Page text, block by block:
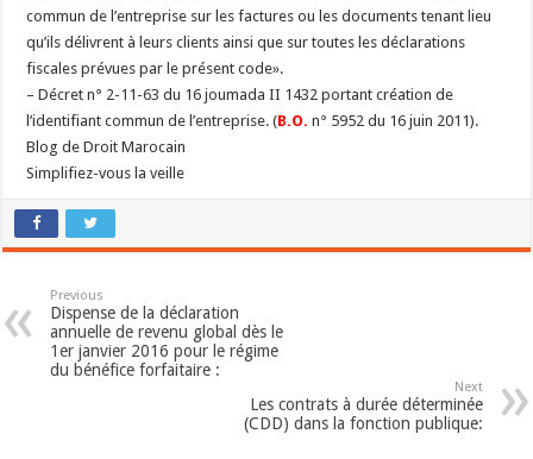
commun de l’entreprise sur les factures ou les documents tenant lieu
qu’ils délivrent à leurs clients ainsi que sur toutes les déclarations
fiscales prévues par le présent code».
– Décret n° 2-11-63 du 16 joumada II 1432 portant création de
l’identifiant commun de l’entreprise. (B.O. n° 5952 du 16 juin 2011).
Blog de Droit Marocain
Simplifiez-vous la veille
Previous
Dispense de la déclaration
annuelle de revenu global dès le
1er janvier 2016 pour le régime
du bénéfice forfaitaire :
Next
Les contrats à durée déterminée
(CDD) dans la fonction publique: